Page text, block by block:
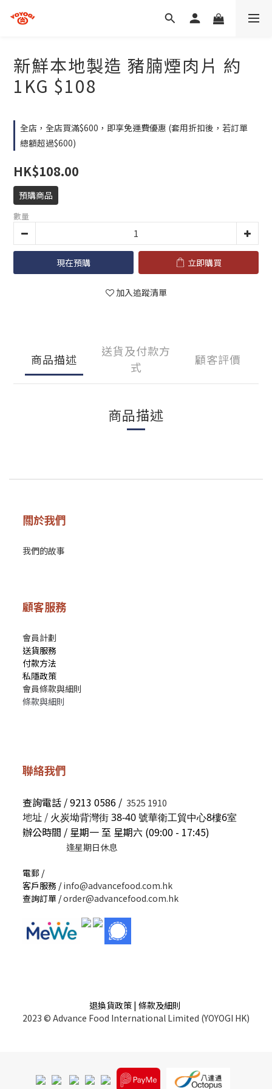
新鮮本地製造 豬腩煙肉片 約
1KG $108
全店，全店買滿$600，即享免運費優惠 (套用折扣後，若訂單
總額超過$600)
HK$108.00
預購商品
數量
現在預購 立即購買
加入追蹤清單
商品描述
送貨及付款方
式
顧客評價
商品描述
關於我們
我們的故事
顧客服務
會員計劃
送貨服務
付款方法
私隱政策
會員條款與細則
條款與細則
聯絡我們
查詢電話 / 9213 0586 / 3525 1910
地址 / 火炭坳背灣街 38-40 號華衛工貿中心8樓6室
辦公時間 / 星期一 至 星期六 (09:00 - 17:45)
逢星期日休息
電郵 /
客戶服務 /info@advancefood.com.hk
查詢訂單 /order@advancefood.com.hk
退換貨政策 | 條款及細則
2023 © Advance Food International Limited (YOYOGI HK)